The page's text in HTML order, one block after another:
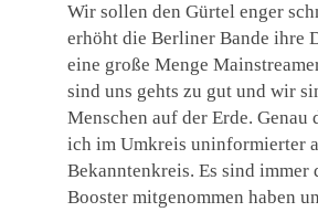
Wir sollen den Gürtel enger
erhöht die Berliner Bande ihre
eine große Menge
sind uns gehts zu gut und wir
Menschen auf der Erde. Genau
ich im Umkreis uninformierter
Bekanntenkreis. Es sind immer
Booster mitgenommen haben